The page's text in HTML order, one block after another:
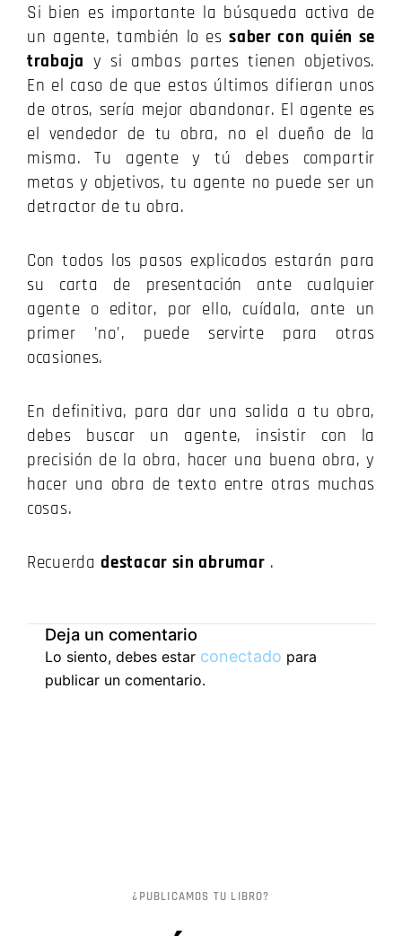
Si bien es importante la búsqueda activa de
un agente, también lo essaber con quién se
trabaja y si ambas partes tienen objetivos.
En el caso de que estos últimos difieran unos
de otros, sería mejor abandonar. El agente es
el vendedor de tu obra, no el dueño de la
misma.Tu agente y tú debes compartir
metas y objetivos, tu agente no puede ser un
detractor de tu obra.
Con todos los pasos explicados estarán para
su carta de presentación ante cualquier
agente o editor, por ello, cuídala, ante un
primer 'no', puede servirte para otras
ocasiones.
En definitiva, para dar una salida a tu obra,
debes buscar un agente, insistir con la
precisión de la obra, hacer una buena obra, y
hacer una obra de texto entre otras muchas
cosas.
Recuerdadestacar sin abrumar .
Deja un comentario
Lo siento, debes estar conectado para
publicar un comentario.
¿PUBLICAMOS TU LIBRO?